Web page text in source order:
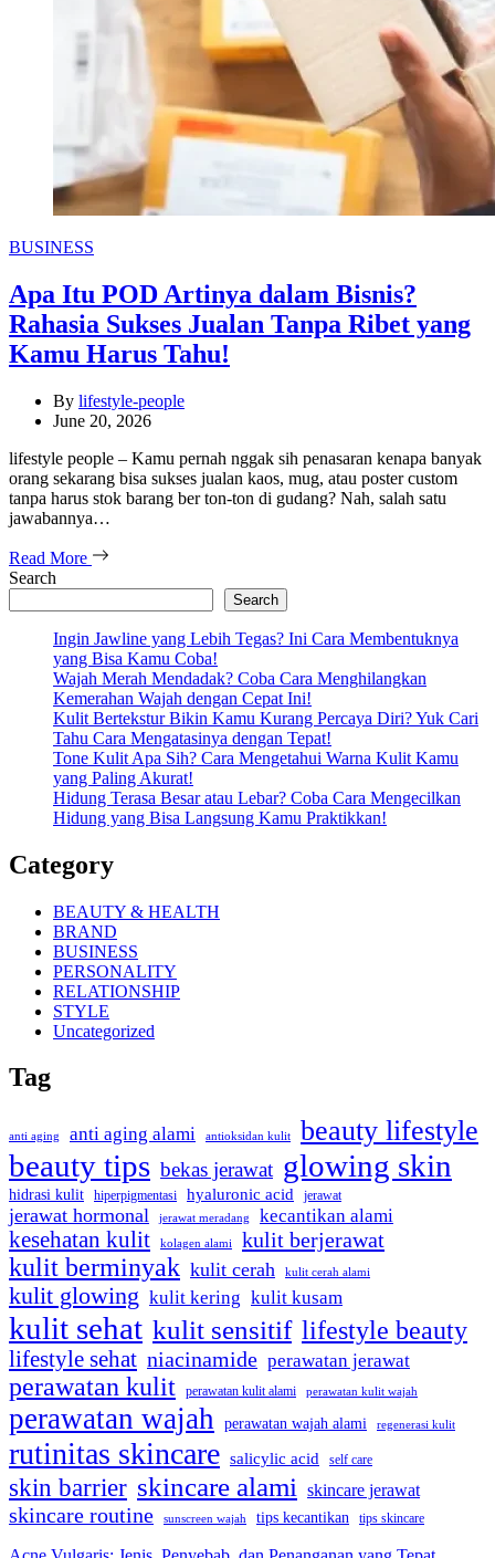
Categories
BUSINESS
Apa Itu POD Artinya dalam Bisnis?
Rahasia Sukses Jualan Tanpa Ribet yang
Kamu Harus Tahu!
By lifestyle-people
June 20, 2026
lifestyle people – Kamu pernah nggak sih penasaran kenapa banyak
orang sekarang bisa sukses jualan kaos, mug, atau poster custom
tanpa harus stok barang ber ton-ton di gudang? Nah, salah satu
jawabannya…
Read More
Search
Search
Ingin Jawline yang Lebih Tegas? Ini Cara Membentuknya
yang Bisa Kamu Coba!
Wajah Merah Mendadak? Coba Cara Menghilangkan
Kemerahan Wajah dengan Cepat Ini!
Kulit Bertekstur Bikin Kamu Kurang Percaya Diri? Yuk Cari
Tahu Cara Mengatasinya dengan Tepat!
Tone Kulit Apa Sih? Cara Mengetahui Warna Kulit Kamu
yang Paling Akurat!
Hidung Terasa Besar atau Lebar? Coba Cara Mengecilkan
Hidung yang Bisa Langsung Kamu Praktikkan!
Category
BEAUTY & HEALTH
BRAND
BUSINESS
PERSONALITY
RELATIONSHIP
STYLE
Uncategorized
Tag
anti aging anti aging alami antioksidan kulit beauty lifestyle
beauty tips bekas jerawat glowing skin
hidrasi kulit hiperpigmentasi hyaluronic acid jerawat
jerawat hormonal jerawat meradang kecantikan alami
kesehatan kulit kolagen alami kulit berjerawat
kulit berminyak kulit cerah kulit cerah alami
kulit glowing kulit kering kulit kusam
kulit sehat kulit sensitif lifestyle beauty
lifestyle sehat niacinamide perawatan jerawat
perawatan kulit perawatan kulit alami perawatan kulit wajah
perawatan wajah perawatan wajah alami regenerasi kulit
rutinitas skincare salicylic acid self care
skin barrier skincare alami skincare jerawat
skincare routine sunscreen wajah tips kecantikan tips skincare